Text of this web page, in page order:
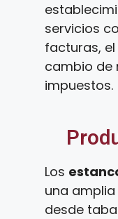
servicios
facturas,
cambio de
impuestos.
Los
una
desde